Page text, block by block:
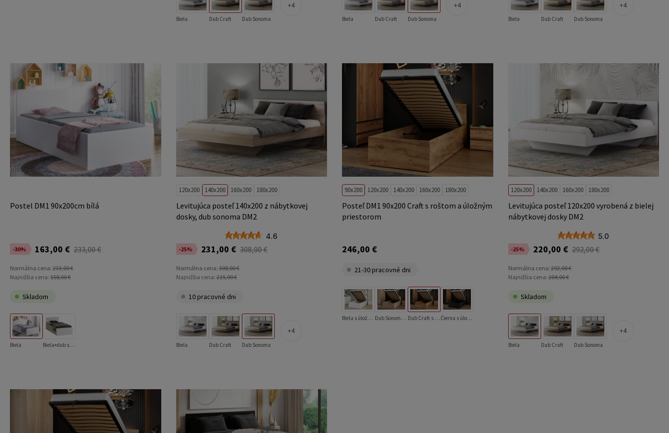
Biela Dub Craft Dub Sonoma
4
Biela Dub Craft Dub Sonoma
4
Biela Dub Craft Dub Sonoma
4
Postel DM1 90x200cm bílá
-30% 163,00 € 233,00 €
Normálna cena: 233,00 €
Najnižšia cena: 158,00 €
Skladom
Biela Biela+dub sonoma
120x200 140x200 160x200 180x200
Levitujúca posteľ 140x200 z nábytkovej
dosky, dub sonoma DM2
4.6
-25% 231,00 € 308,00 €
Normálna cena:308,00 €
Najnižšia cena:215,00 €
10 pracovné dni
Biela Dub Craft Dub Sonoma
4
90x200 120x200 140x200 160x200 180x200
Posteľ DM1 90x200 Craft s roštom a úložným
priestorom
246,00 €
21-30 pracovné dni
Biela s úložným priestorom Dub Sonoma s úložným priestorom Dub Craft s úložným priestorom Čierna s úložným priestorom
120x200 140x200 160x200 180x200
Levitujúca posteľ 120x200 vyrobená z bielej
nábytkovej dosky DM2
5.0
-25% 220,00 € 292,00 €
Normálna cena:292,00 €
Najnižšia cena:204,00 €
Skladom
Biela Dub Craft Dub Sonoma
4